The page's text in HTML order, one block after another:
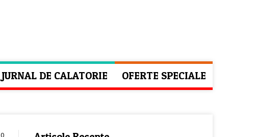
JURNAL DE CALATORIE OFERTE SPECIALE
0